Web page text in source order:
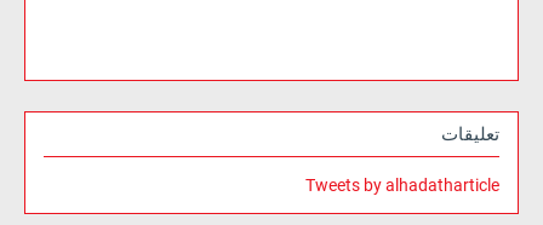
تعليقات
Tweets by alhadatharticle